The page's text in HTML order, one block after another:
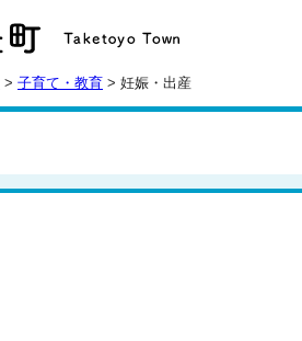
> 子育て・教育 > 妊娠・出産